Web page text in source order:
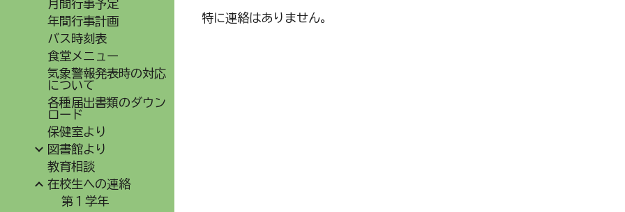
月間行事予定
年間行事計画
バス時刻表
食堂メニュー
気象警報発表時の対応
について
各種届出書類のダウン
ロード
保健室より
図書館より
教育相談
在校生への連絡
第１学年
特に連絡はありません。